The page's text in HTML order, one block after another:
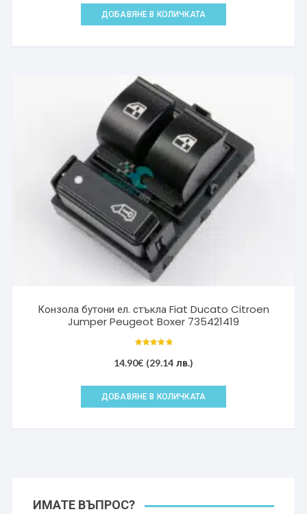
ДОБАВЯНЕ В КОЛИЧКАТА
Конзола бутони ел. стъкла Fiat Ducato Citroen
Jumper Peugeot Boxer 735421419
5.00
от 5
14.90€ (29.14 лв.)
ДОБАВЯНЕ В КОЛИЧКАТА
ИМАТЕ ВЪПРОС?